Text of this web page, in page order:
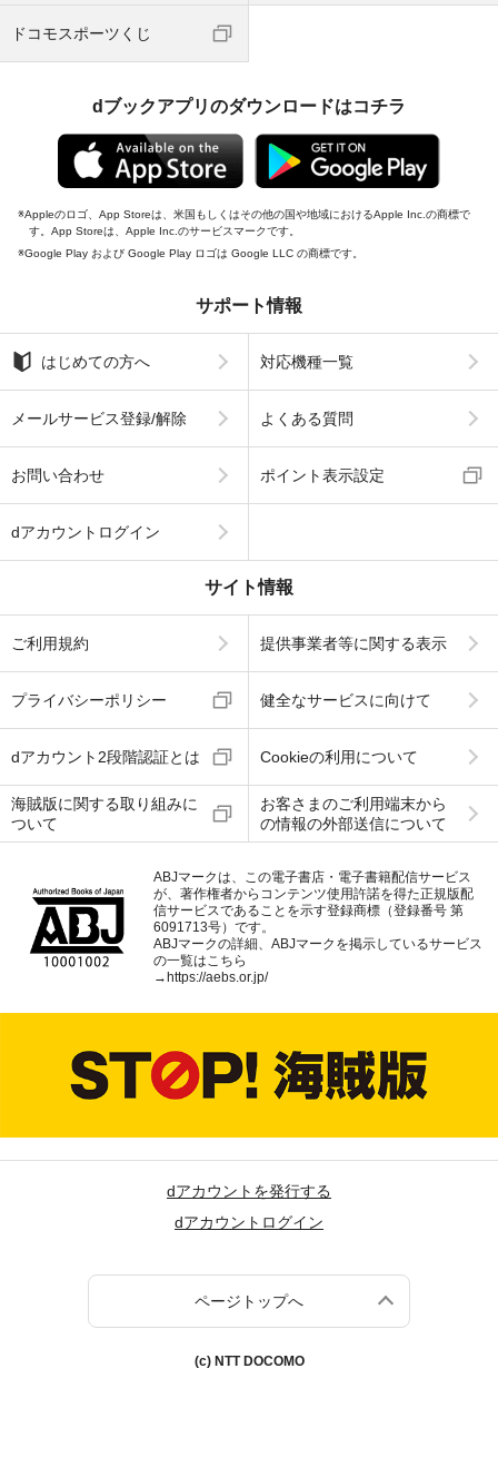
ドコモスポーツくじ
dブックアプリのダウンロードはコチラ
Appleのロゴ、App Storeは、米国もしくはその他の国や地域におけるApple Inc.の商標で
す。App Storeは、Apple Inc.のサービスマークです。
Google Play および Google Play ロゴは Google LLC の商標です。
サポート情報
はじめての方へ 対応機種一覧
メールサービス登録/解除 よくある質問
お問い合わせ ポイント表示設定
dアカウントログイン
サイト情報
ご利用規約 提供事業者等に関する表示
プライバシーポリシー 健全なサービスに向けて
dアカウント2段階認証とは Cookieの利用について
海賊版に関する取り組みに
ついて
お客さまのご利用端末から
の情報の外部送信について
ABJマークは、この電子書店・電子書籍配信サービス
が、著作権者からコンテンツ使用許諾を得た正規版配
信サービスであることを示す登録商標（登録番号 第
6091713号）です。
ABJマークの詳細、ABJマークを掲示しているサービス
の一覧はこちら
→https://aebs.or.jp/
dアカウントを発行する
dアカウントログイン
ページトップへ
(c) NTT DOCOMO